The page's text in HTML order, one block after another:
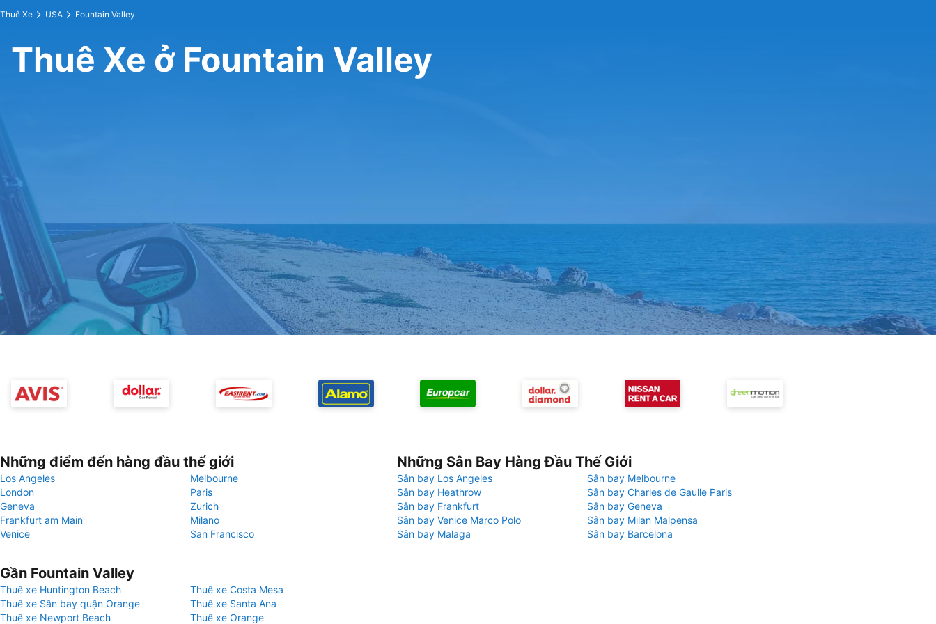
Thuê Xe USA Fountain Valley
Thuê Xe ở Fountain Valley
Những điểm đến hàng đầu thế giới
Los Angeles
Melbourne
London
Paris
Geneva
Zurich
Frankfurt am Main
Milano
Venice
San Francisco
Những Sân Bay Hàng Đầu Thế Giới
Sân bay Los Angeles
Sân bay Melbourne
Sân bay Heathrow
Sân bay Charles de Gaulle Paris
Sân bay Frankfurt
Sân bay Geneva
Sân bay Venice Marco Polo
Sân bay Milan Malpensa
Sân bay Malaga
Sân bay Barcelona
Gần Fountain Valley
Thuê xe Huntington Beach
Thuê xe Costa Mesa
Thuê xe Sân bay quận Orange
Thuê xe Santa Ana
Thuê xe Newport Beach
Thuê xe Orange